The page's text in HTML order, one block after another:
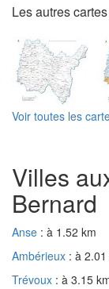
Les autres
Voir toutes les
Villes
Bernard
Anse : à 1.52 km
Ambérieux : à
Trévoux : à 3.15